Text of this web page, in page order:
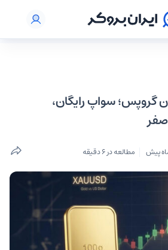
گروپس؛ سواپ رایگان،
مطالعه در 6 دقیقه